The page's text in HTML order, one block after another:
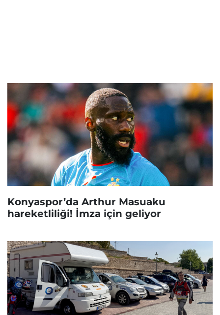
Konyaspor’da Arthur Masuaku
hareketliliği! İmza için geliyor